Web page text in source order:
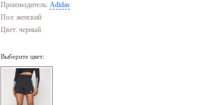
Производитель: Adidas
Пол: женский
Цвет: черный
Выберите цвет: